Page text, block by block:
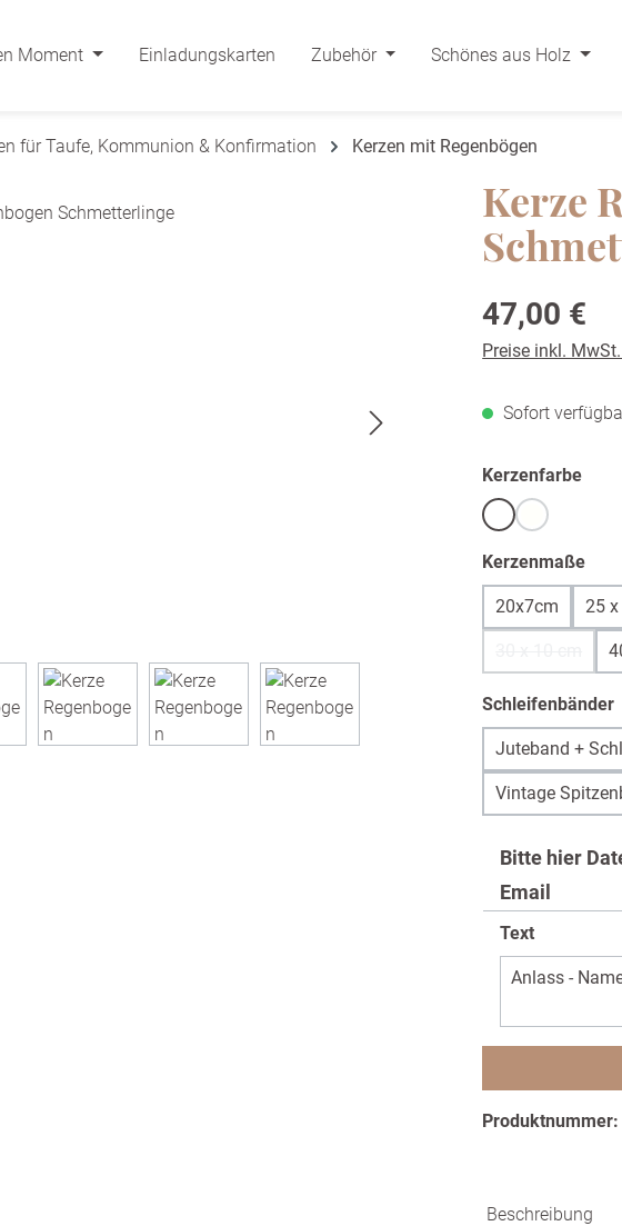
Moment
Einladungskarten Zubehör Schönes aus Holz
für Taufe, Kommunion & Konfirmation Kerzen mit Regenbögen
Kerze
Regulärer Preis:
47,00 €
Preise inkl.
Sofort
Kerzenfarbe
Weißwarmweiß /
(Diese
Kerzenmaße
20x7cm 25
Schleifenbänder
Juteband +
Vintage
Bitte hier
Email
Text
Beschreibung